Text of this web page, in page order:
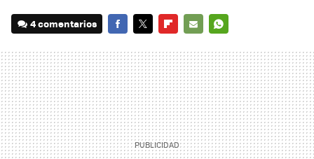
4 comentarios
MAIL